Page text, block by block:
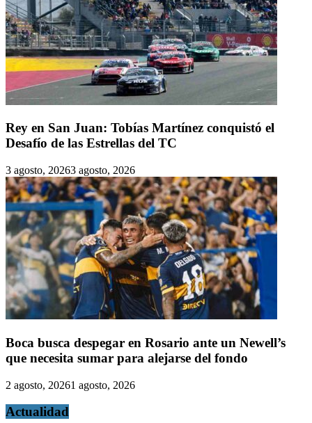
Rey en San Juan: Tobías Martínez conquistó el
Desafío de las Estrellas del TC
3 agosto, 20263 agosto, 2026
Boca busca despegar en Rosario ante un Newell’s
que necesita sumar para alejarse del fondo
2 agosto, 20261 agosto, 2026
Actualidad